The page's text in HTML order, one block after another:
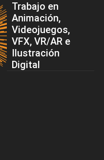
Trabajo en
Animación,
Videojuegos,
VFX, VR/AR e
Ilustración
Digital